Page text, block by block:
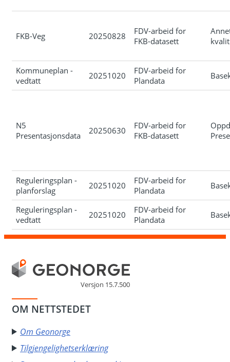
FKB-Veg 20250828
FDV-arbeid for
FKB-datasett
Kommuneplan -
vedtatt
20251020
FDV-arbeid for
Plandata
N5
Presentasjonsdata
20250630
FDV-arbeid for
FKB-datasett
Reguleringsplan -
planforslag
20251020
FDV-arbeid for
Plandata
Reguleringsplan -
vedtatt
20251020
FDV-arbeid for
Plandata